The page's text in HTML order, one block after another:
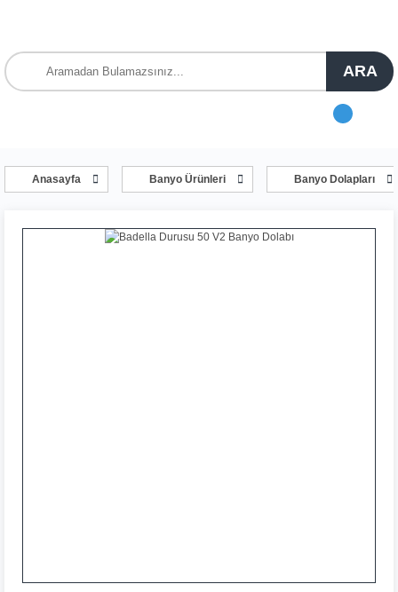
ARA
Anasayfa Banyo Ürünleri Banyo Dolapları